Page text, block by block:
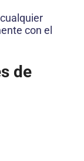
con el
de